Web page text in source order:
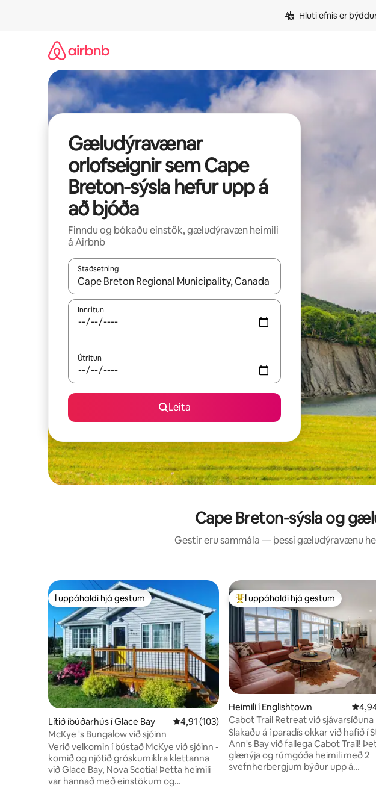
Hluti efnis er
Gæludýravænar
orlofseignir sem Cape
Breton-sýsla hefur upp á
að bjóða
Finndu og bókaðu einstök, gæludýravæn heimili
á Airbnb
Staðsetning
Þegar niðurstöður liggja fyrir skaltu nota upp og niður örvalyklana eða skoða
Innritun
Útritun
Leita
Cape Breton-sýsla og
Gestir eru sammála — þessi gæludýravænu
Í uppáhaldi hjá gestum
Í uppáhaldi hjá gestum
Lítið íbúðarhús í Glace Bay 4,91 af 5 í meðaleinkunn, 103 umsagnir
4,91 (103)
McKye 's Bungalow við sjóinn
Verið velkomin í bústað McKye við sjóinn -
komið og njótið gróskumiklra klettanna
við Glace Bay, Nova Scotia! Þetta heimili
var hannað með einstökum og
Í mestu uppáhaldi hjá gestum
Í uppáhaldi hjá gestum
Heimili í Englishtown 4,94
Cabot Trail Retreat við sjávarsíðuna
Slakaðu á í paradís okkar við hafið í
Ann's Bay við fallega Cabot Trail!
glænýja og rúmgóða heimili með 2
svefnherbergjum býður upp á